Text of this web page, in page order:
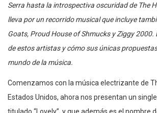
Serra hasta la introspectiva oscuridad de The
lleva por un recorrido musical que incluye
Goats, Proud House of Shmucks y Ziggy 2000.
de estos artistas y cómo sus únicas
mundo de la música.
Comenzamos con la música electrizante de
Estados Unidos, ahora nos presentan un